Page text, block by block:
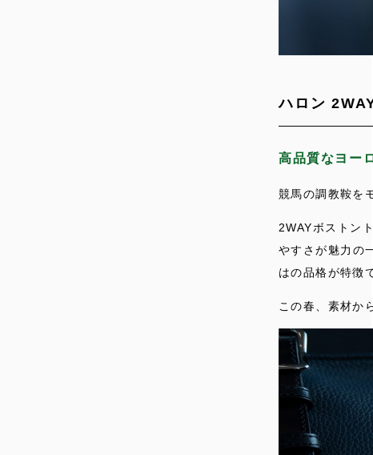
ハロン
高品質なヨー
競馬の調教鞍を
2WAYボストン
やすさが魅力の
はの品格が特徴
この春、素材か